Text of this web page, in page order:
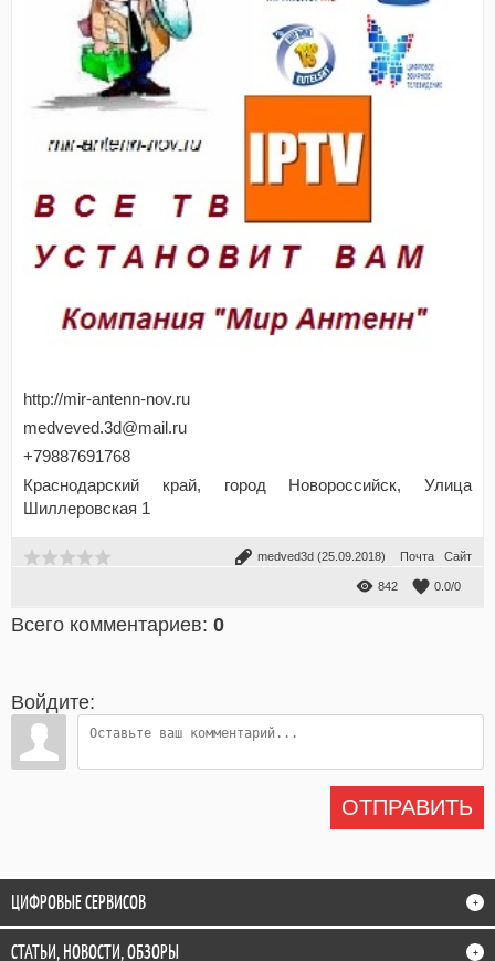
http://mir-antenn-nov.ru
medveved.3d@mail.ru
+79887691768
Краснодарский край, город Новороссийск, Улица
Шиллеровская 1
medved3d (25.09.2018) Почта Сайт
842 0.0/0
Всего комментариев: 0
Войдите:
ОТПРАВИТЬ
ЦИФРОВЫЕ СЕРВИСОВ +
СТАТЬИ, НОВОСТИ, ОБЗОРЫ +